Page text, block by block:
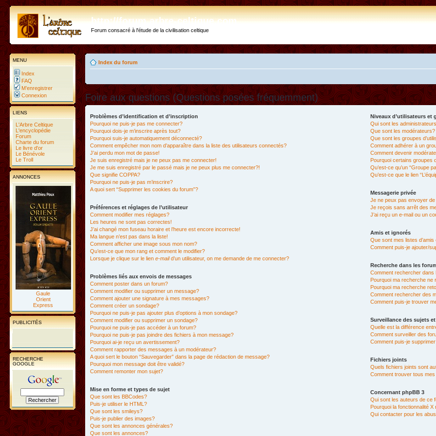
http://forum.arbre-celtique.com
Forum consacré à l'étude de la civilisation celtique
MENU
Index
FAQ
M’enregistrer
Connexion
LIENS
L'Arbre Celtique
L'encyclopédie
Forum
Charte du forum
Le livre d'or
Le Bénévole
Le Troll
ANNONCES
Gaule
Orient
Express
PUBLICITÉS
RECHERCHE
GOOGLE
Index du forum
Foire aux questions (Questions posées fréquemment)
Problèmes d’identification et d’inscription
Pourquoi ne puis-je pas me connecter?
Pourquoi dois-je m’inscrire après tout?
Pourquoi suis-je automatiquement déconnecté?
Comment empêcher mon nom d’apparaître dans la liste des utilisateurs connectés?
J’ai perdu mon mot de passe!
Je suis enregistré mais je ne peux pas me connecter!
Je me suis enregistré par le passé mais je ne peux plus me connecter?!
Que signifie COPPA?
Pourquoi ne puis-je pas m’inscrire?
A quoi sert “Supprimer les cookies du forum”?
Préférences et réglages de l’utilisateur
Comment modifier mes réglages?
Les heures ne sont pas correctes!
J’ai changé mon fuseau horaire et l’heure est encore incorrecte!
Ma langue n’est pas dans la liste!
Comment afficher une image sous mon nom?
Qu’est-ce que mon rang et comment le modifier?
Lorsque je clique sur le lien e-maild’un utilisateur, on me demande de me connecter?
Problèmes liés aux envois de messages
Comment poster dans un forum?
Comment modifier ou supprimer un message?
Comment ajouter une signature à mes messages?
Comment créer un sondage?
Pourquoi ne puis-je pas ajouter plus d’options à mon sondage?
Comment modifier ou supprimer un sondage?
Pourquoi ne puis-je pas accéder à un forum?
Pourquoi ne puis-je pas joindre des fichiers à mon message?
Pourquoi ai-je reçu un avertissement?
Comment rapporter des messages à un modérateur?
A quoi sert le bouton “Sauvegarder” dans la page de rédaction de message?
Pourquoi mon message doit être validé?
Comment remonter mon sujet?
Mise en forme et types de sujet
Que sont les BBCodes?
Puis-je utiliser le HTML?
Que sont les smileys?
Puis-je publier des images?
Que sont les annonces générales?
Que sont les annonces?
Niveaux d’utilisateurs et
Qui sont les
Que sont les modérateurs?
Que sont les groupes
Comment adhérer à un
Comment devenir
Pourquoi certains groupes
Qu’est-ce qu’un “Groupe
Qu’est-ce que le lien
Messagerie privée
Je ne peux pas envoyer
Je reçois sans arrêt des
J’ai reçu un e-mail ou un
Amis et ignorés
Que sont mes listes d’amis
Comment puis-je ajouter/
Recherche dans les
Comment rechercher dans
Pourquoi ma recherche ne
Pourquoi ma recherche
Comment rechercher des
Comment puis-je trouver
Surveillance des sujets
Quelle est la différence
Comment surveiller des
Comment puis-je
Fichiers joints
Quels fichiers joints sont
Comment trouver tous
Concernant phpBB 3
Qui sont les auteurs de ce
Pourquoi la fonctionnalité X
Qui contacter pour les